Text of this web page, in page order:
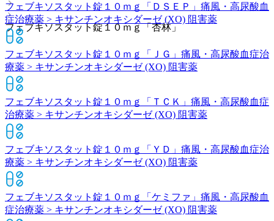
フェブキソスタット錠１０ｍｇ「杏林」
フェブキソスタット錠１０ｍｇ「ＤＳＥＰ」 痛風・高尿酸血
症治療薬 > キサンチンオキシダーゼ (XO) 阻害薬
フェブキソスタット錠１０ｍｇ「ＪＧ」 痛風・高尿酸血症治
療薬 > キサンチンオキシダーゼ (XO) 阻害薬
フェブキソスタット錠１０ｍｇ「ＴＣＫ」 痛風・高尿酸血症
治療薬 > キサンチンオキシダーゼ (XO) 阻害薬
フェブキソスタット錠１０ｍｇ「ＹＤ」 痛風・高尿酸血症治
療薬 > キサンチンオキシダーゼ (XO) 阻害薬
フェブキソスタット錠１０ｍｇ「ケミファ」 痛風・高尿酸血
症治療薬 > キサンチンオキシダーゼ (XO) 阻害薬